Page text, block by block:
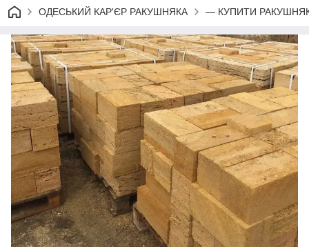
ОДЕСЬКИЙ КАР'ЄР РАКУШНЯКА — КУПИТИ